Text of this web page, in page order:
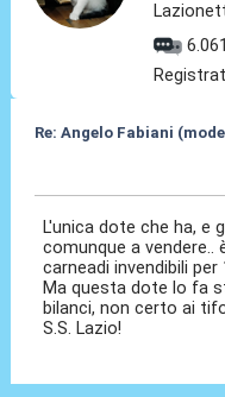
6.061
Re: Angelo Fabiani
L'unica dote che ha, e
comunque a
carneadi invendibili
Ma questa dote lo fa
bilanci, non certo ai
S.S. Lazio!